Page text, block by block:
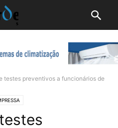
testes preventivos a funcionários de